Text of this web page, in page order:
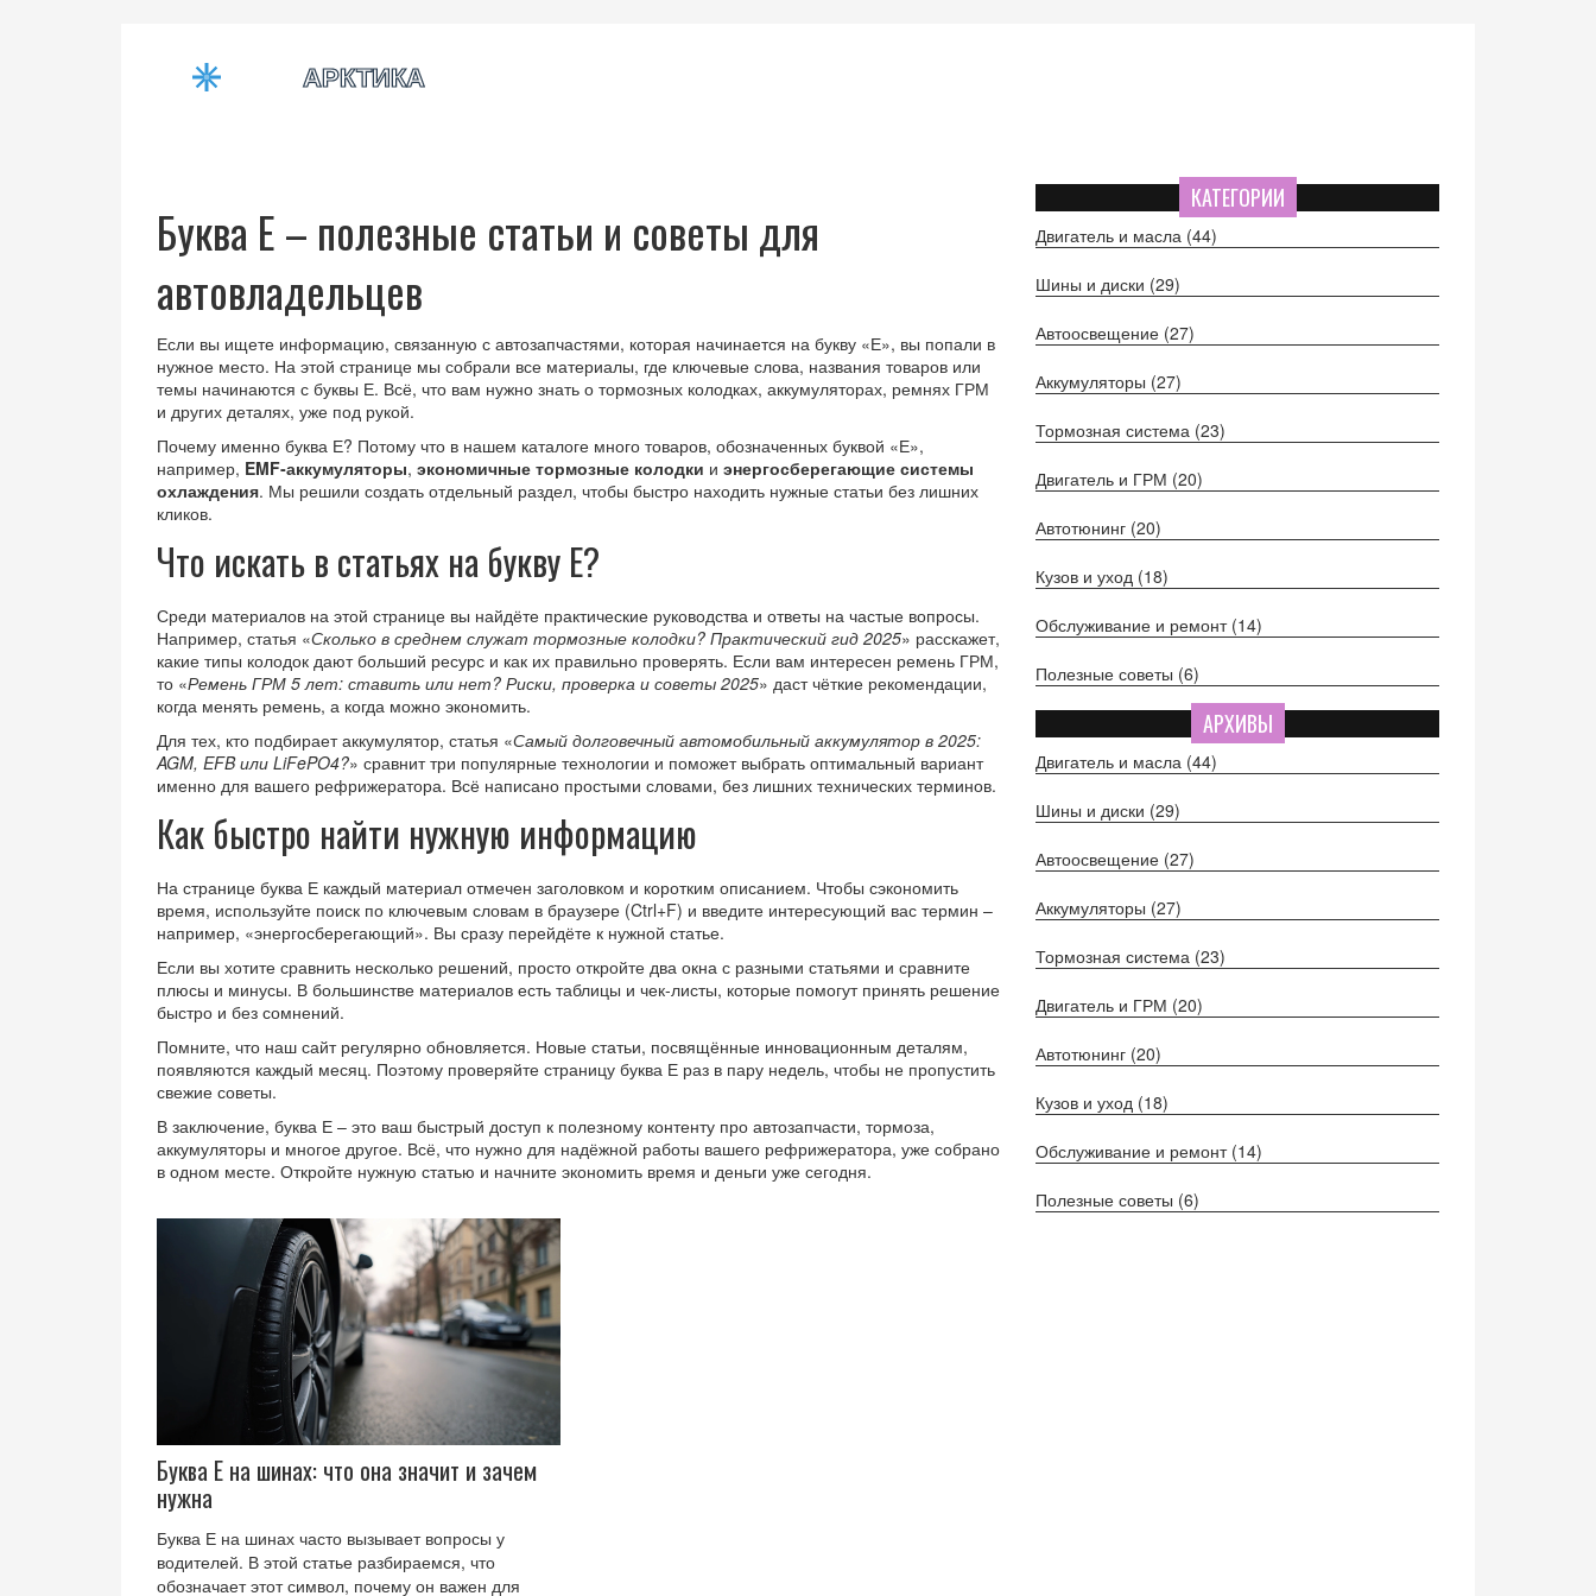
Буква Е – полезные статьи и советы для
автовладельцев
Если вы ищете информацию, связанную с автозапчастями, которая начинается на букву «Е», вы попали в
нужное место. На этой странице мы собрали все материалы, где ключевые слова, названия товаров или
темы начинаются с буквы Е. Всё, что вам нужно знать о тормозных колодках, аккумуляторах, ремнях ГРМ
и других деталях, уже под рукой.
Почему именно буква Е? Потому что в нашем каталоге много товаров, обозначенных буквой «Е»,
например, EMF‑аккумуляторы, экономичные тормозные колодки и энергосберегающие системы
охлаждения. Мы решили создать отдельный раздел, чтобы быстро находить нужные статьи без лишних
кликов.
Что искать в статьях на букву Е?
Среди материалов на этой странице вы найдёте практические руководства и ответы на частые вопросы.
Например, статья «Сколько в среднем служат тормозные колодки? Практический гид 2025» расскажет,
какие типы колодок дают больший ресурс и как их правильно проверять. Если вам интересен ремень ГРМ,
то «Ремень ГРМ 5 лет: ставить или нет? Риски, проверка и советы 2025» даст чёткие рекомендации,
когда менять ремень, а когда можно экономить.
Для тех, кто подбирает аккумулятор, статья «Самый долговечный автомобильный аккумулятор в 2025:
AGM, EFB или LiFePO4?» сравнит три популярные технологии и поможет выбрать оптимальный вариант
именно для вашего рефрижератора. Всё написано простыми словами, без лишних технических терминов.
Как быстро найти нужную информацию
На странице буква Е каждый материал отмечен заголовком и коротким описанием. Чтобы сэкономить
время, используйте поиск по ключевым словам в браузере (Ctrl+F) и введите интересующий вас термин –
например, «энергосберегающий». Вы сразу перейдёте к нужной статье.
Если вы хотите сравнить несколько решений, просто откройте два окна с разными статьями и сравните
плюсы и минусы. В большинстве материалов есть таблицы и чек‑листы, которые помогут принять решение
быстро и без сомнений.
Помните, что наш сайт регулярно обновляется. Новые статьи, посвящённые инновационным деталям,
появляются каждый месяц. Поэтому проверяйте страницу буква Е раз в пару недель, чтобы не пропустить
свежие советы.
В заключение, буква Е – это ваш быстрый доступ к полезному контенту про автозапчасти, тормоза,
аккумуляторы и многое другое. Всё, что нужно для надёжной работы вашего рефрижератора, уже собрано
в одном месте. Откройте нужную статью и начните экономить время и деньги уже сегодня.
Буква Е на шинах: что она значит и зачем
нужна
Буква Е на шинах часто вызывает вопросы у
водителей. В этой статье разбираемся, что
обозначает этот символ, почему он важен для
КАТЕГОРИИ
Двигатель и масла (44)
Шины и диски (29)
Автоосвещение (27)
Аккумуляторы (27)
Тормозная система (23)
Двигатель и ГРМ (20)
Автотюнинг (20)
Кузов и уход (18)
Обслуживание и ремонт (14)
Полезные советы (6)
АРХИВЫ
Двигатель и масла (44)
Шины и диски (29)
Автоосвещение (27)
Аккумуляторы (27)
Тормозная система (23)
Двигатель и ГРМ (20)
Автотюнинг (20)
Кузов и уход (18)
Обслуживание и ремонт (14)
Полезные советы (6)